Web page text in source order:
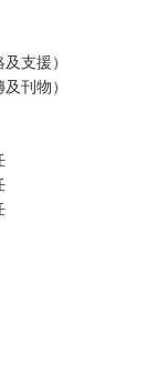
支援）
刊物）